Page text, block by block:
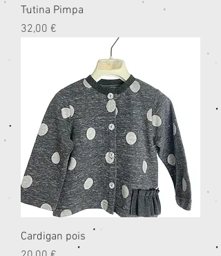
Tutina Pimpa
Prezzo
32,00 €
Cardigan pois